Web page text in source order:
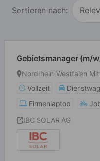
Sortieren nach:
Gebietsmanager (m/
Nordrhein-Westfalen
Vollzeit
Firmenlaptop
IBC SOLAR AG